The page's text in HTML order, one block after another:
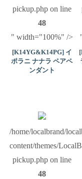
pickup.php on line
48
" width="100%" />
[K14YG&K14PG] イ
ポラニ ナナラ ペアペ
ンダント
/home/localbrand/
content/themes/
pickup.php on line
48